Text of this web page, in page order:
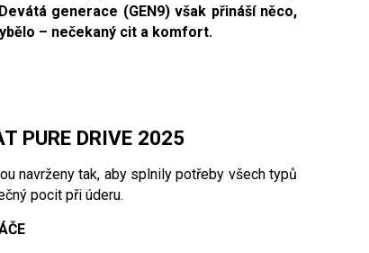
Devátá generace (GEN9) však přináší něco,
– nečekaný cit a komfort.
PURE DRIVE 2025
navrženy tak, aby splnily potřeby všech typů
pocit při úderu.